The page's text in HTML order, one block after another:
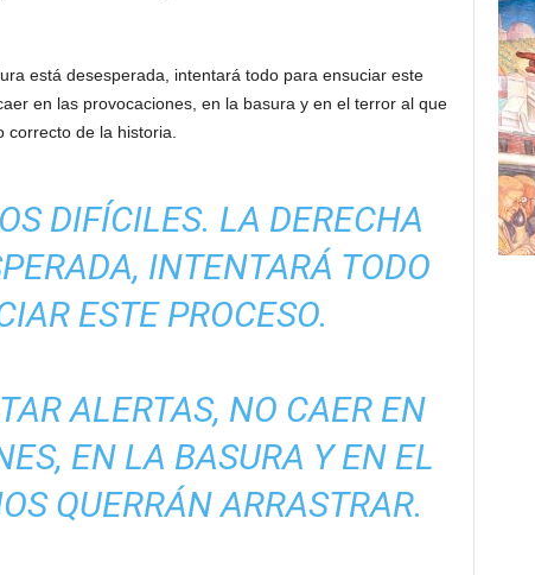
está desesperada, intentará todo para ensuciar este
en las provocaciones, en la basura y en el terror al que
de la historia.
DIFÍCILES. LA DERECHA
INTENTARÁ TODO
ESTE PROCESO.
ALERTAS, NO CAER EN
EN LA BASURA Y EN EL
QUERRÁN ARRASTRAR.